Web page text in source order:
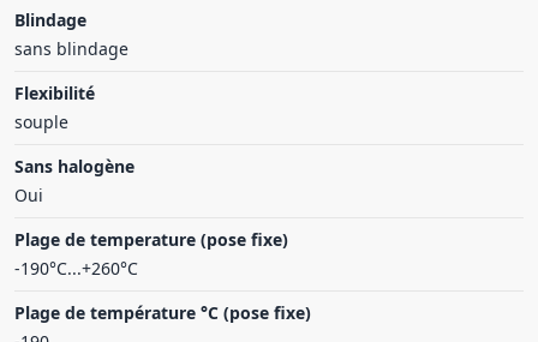
Blindage
sans blindage
Flexibilité
souple
Sans halogène
Oui
Plage de temperature (pose fixe)
-190°C...+260°C
Plage de température °C (pose fixe)